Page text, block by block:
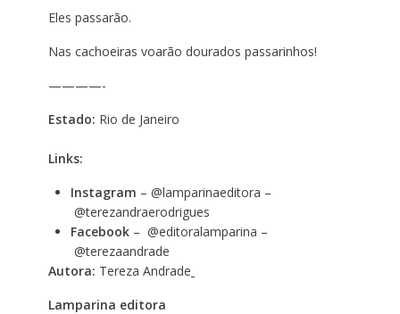
Eles passarão.
Nas cachoeiras voarão dourados passarinhos!
————-
Estado: Rio de Janeiro
Links:
Instagram – @lamparinaeditora –
@terezandraerodrigues
Facebook– @editoralamparina –
@terezaandrade
Autora: Tereza Andrade
Lamparina editora